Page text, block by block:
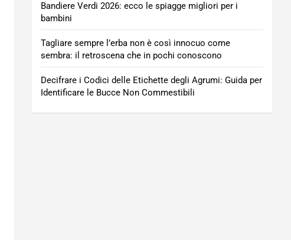
Bandiere Verdi 2026: ecco le spiagge migliori per i
bambini
Tagliare sempre l’erba non è così innocuo come
sembra: il retroscena che in pochi conoscono
Decifrare i Codici delle Etichette degli Agrumi: Guida per
Identificare le Bucce Non Commestibili